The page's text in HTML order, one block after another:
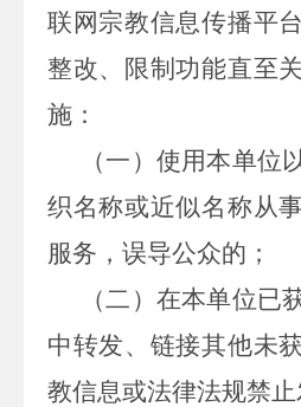
联网宗教信息传播平
整改、限制功能直至
施：
（一）使用本单位
织名称或近似名称从
服务，误导公众的；
（二）在本单位已
中转发、链接其他未
教信息或法律法规禁止